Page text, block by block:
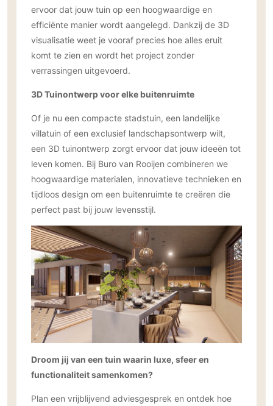
ervoor dat jouw tuin op een hoogwaardige en
efficiënte manier wordt aangelegd. Dankzij de 3D
visualisatie weet je vooraf precies hoe alles eruit
komt te zien en wordt het project zonder
verrassingen uitgevoerd.
3D Tuinontwerp voor elke buitenruimte
Of je nu een compacte stadstuin, een landelijke
villatuin of een exclusief landschapsontwerp wilt,
een 3D tuinontwerp zorgt ervoor dat jouw ideeën tot
leven komen. Bij Buro van Rooijen combineren we
hoogwaardige materialen, innovatieve technieken en
tijdloos design om een buitenruimte te creëren die
perfect past bij jouw levensstijl.
Droom jij van een tuin waarin luxe, sfeer en
functionaliteit samenkomen?
Plan een vrijblijvend adviesgesprek en ontdek hoe